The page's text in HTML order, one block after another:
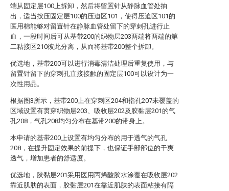
端从固定层100上拆卸，然后将留置针从静脉血管处抽
出，适当按压固定层100的压迫区101，使得压迫区101的
医用棉能够对留置针在静脉血管处留下的穿刺孔进行止
血，一段时间后可从基带200的织物层203两端将两端的第
二粘接区210彼此分离，从而将基带200整个拆卸。
优选地，基带200可以进行消毒清洁处理后重复使用，与
留置针留下的穿刺孔直接接触的固定层100可以设计为一
次性用品。
根据图3所示，基带200上在穿刺区204和指孔207未覆盖的
区域设置有贯穿织物层203、吸收层202及胶黏层201的气
孔208，气孔208均匀分布在基带200的带身上。
本申请的基带200上设置有均匀分布的用于透气的气孔
208，在提升固定效果的前提下，也保证手部部位的干爽
透气，增加患者的舒适度。
优选地，胶黏层201采用医用丙烯酸胶水涂覆在吸收层202
靠近肌肤的表面，胶黏层201在靠近肌肤的表面粘接有隔